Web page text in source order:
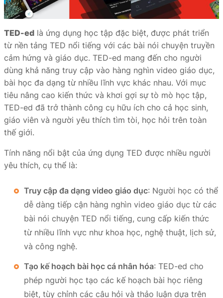
TED-ed là ứng dụng học tập đặc biệt, được phát triển
từ nền tảng TED nổi tiếng với các bài nói chuyện truyền
cảm hứng và giáo dục. TED-ed mang đến cho người
dùng khả năng truy cập vào hàng nghìn video giáo dục,
bài học đa dạng từ nhiều lĩnh vực khác nhau. Với mục
tiêu nâng cao kiến thức và khơi gợi sự tò mò học tập,
TED-ed đã trở thành công cụ hữu ích cho cả học sinh,
giáo viên và người yêu thích tìm tòi, học hỏi trên toàn
thế giới.
Tính năng nổi bật của ứng dụng TED được nhiều người
yêu thích, cụ thể là:
Truy cập đa dạng video giáo dục: Người học có thể
dễ dàng tiếp cận hàng nghìn video giáo dục từ các
bài nói chuyện TED nổi tiếng, cung cấp kiến thức
từ nhiều lĩnh vực như khoa học, nghệ thuật, lịch sử,
và công nghệ.
Tạo kế hoạch bài học cá nhân hóa: TED-ed cho
phép người học tạo các kế hoạch bài học riêng
biệt, tùy chỉnh các câu hỏi và thảo luận dựa trên